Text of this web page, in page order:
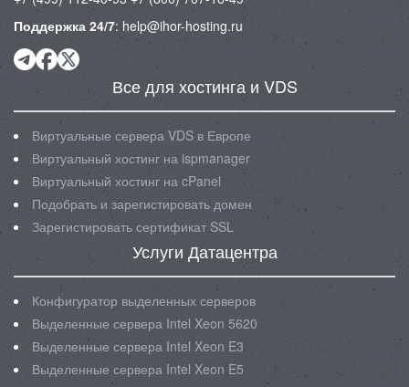
Поддержка 24/7: help@ihor-hosting.ru
Все для хостинга и VDS
Виртуальные сервера VDS в Европе
Виртуальный хостинг на ispmanager
Виртуальный хостинг на cPanel
Подобрать и зарегистировать домен
Зарегистировать сертификат SSL
Услуги Датацентра
Конфигуратор выделенных серверов
Выделенные сервера Intel Xeon 5620
Выделенные сервера Intel Xeon E3
Выделенные сервера Intel Xeon E5